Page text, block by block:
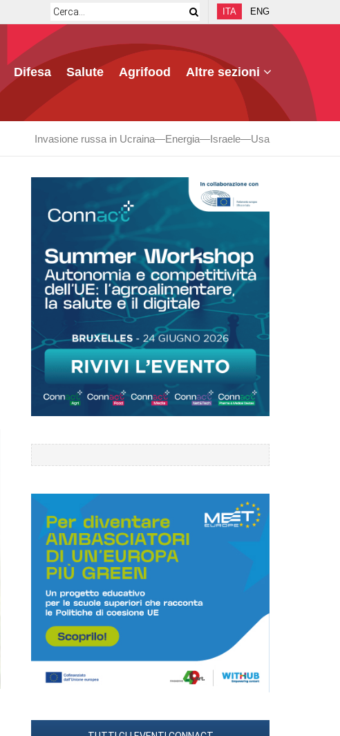
ITA ENG
Difesa Salute Agrifood Altre sezioni
Invasione russa in Ucraina Energia Israele Usa